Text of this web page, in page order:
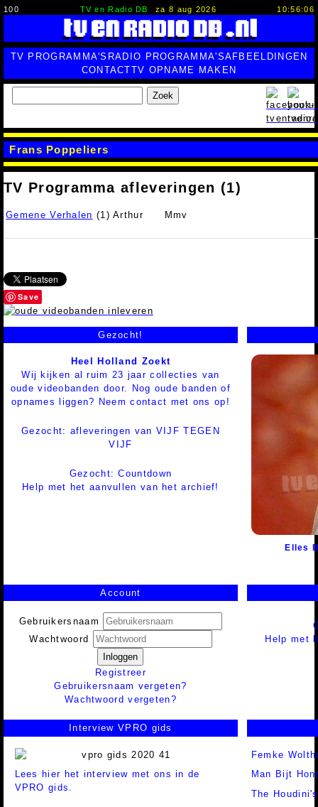
100 TV en Radio DB za 8 aug 2026 10:56:07
TV PROGRAMMA'S RADIO PROGRAMMA'SAFBEELDINGEN
CONTACTTV OPNAME MAKEN
Zoek
Frans Poppeliers
TV Programma afleveringen (1)
Gemene Verhalen (1) Arthur Mmv
Save
Gezocht!
Heel Holland Zoekt
Wij kijken al ruim 23 jaar collecties van
oude videobanden door. Nog oude banden of
opnames liggen? Neem contact met ons op!
Gezocht: afleveringen van VIJF TEGEN
VIJF
Gezocht: Countdown
Help met het aanvullen van het archief!
Elles
Account
Gebruikersnaam
Wachtwoord
Inloggen
Registreer
Gebruikersnaam vergeten?
Wachtwoord vergeten?
Help met
Interview VPRO gids
Lees hier het interview met ons in de
VPRO gids.
Femke
Man Bijt
The Houdini's